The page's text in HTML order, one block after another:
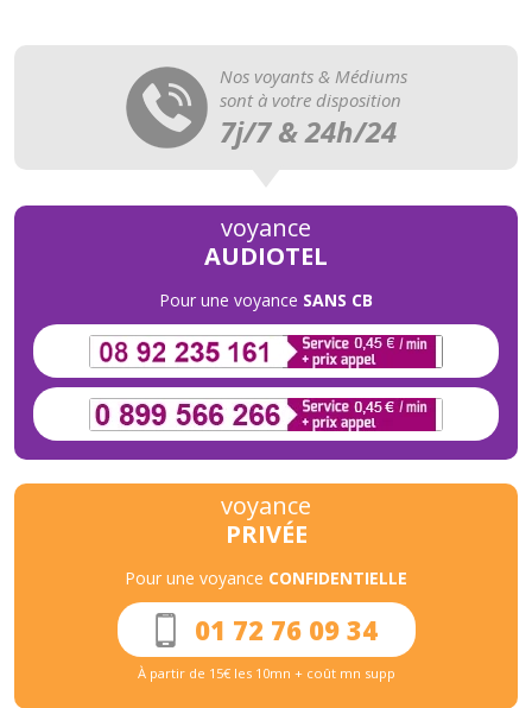
Nos voyants & Médiums
sont à votre disposition
7j/7 & 24h/24
voyance
AUDIOTEL
Pour une voyance SANS CB
voyance
PRIVÉE
Pour une voyance CONFIDENTIELLE
01 72 76 09 34
À partir de 15€ les 10mn + coût mn supp